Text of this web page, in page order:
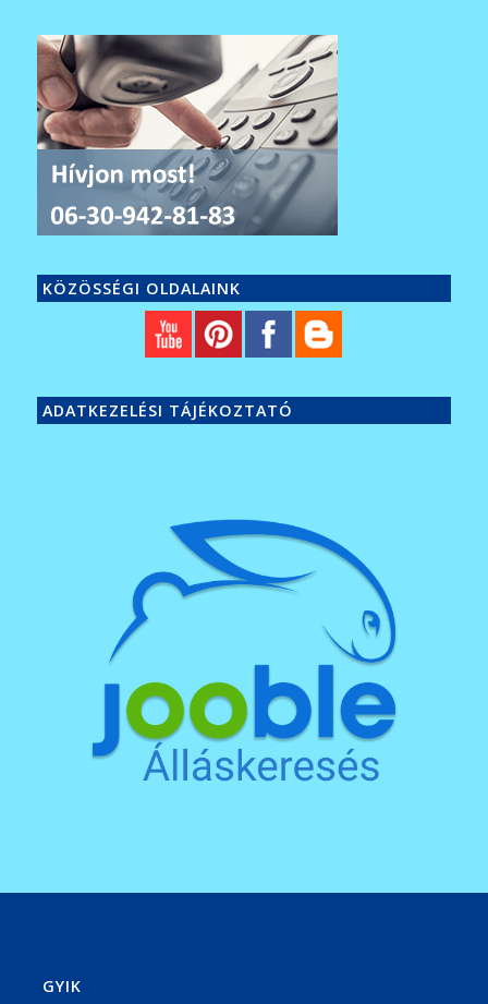
KÖZÖSSÉGI OLDALAINK
ADATKEZELÉSI TÁJÉKOZTATÓ
GYIK